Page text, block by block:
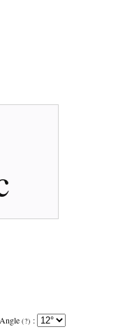
Angle (?) :